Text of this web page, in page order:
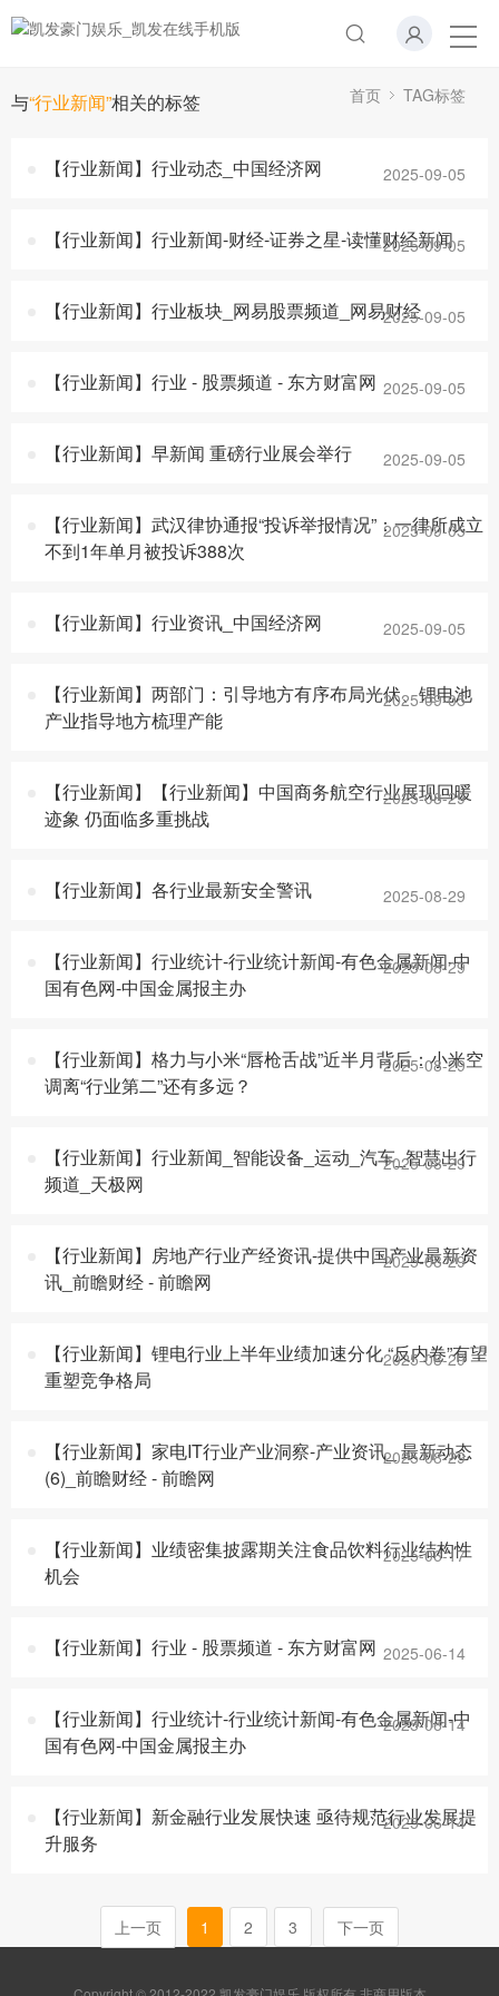
与“行业新闻”相关的标签 首页 TAG标签
【行业新闻】行业动态_中国经济网 2025-09-05
【行业新闻】行业新闻-财经-证券之星-读懂财经新闻
2025-09-05
【行业新闻】行业板块_网易股票频道_网易财经2025-09-05
【行业新闻】行业 - 股票频道 - 东方财富网 2025-09-05
【行业新闻】早新闻 重磅行业展会举行 2025-09-05
【行业新闻】武汉律协通报“投诉举报情况”：一律所成立
不到1年单月被投诉388次
2025-09-05
【行业新闻】行业资讯_中国经济网 2025-09-05
【行业新闻】两部门：引导地方有序布局光伏、锂电池
产业指导地方梳理产能
2025-09-05
【行业新闻】【行业新闻】中国商务航空行业展现回暖
迹象 仍面临多重挑战
2025-08-29
【行业新闻】各行业最新安全警讯 2025-08-29
【行业新闻】行业统计-行业统计新闻-有色金属新闻-中
国有色网-中国金属报主办
2025-08-29
【行业新闻】格力与小米“唇枪舌战”近半月背后：小米空
调离“行业第二”还有多远？
2025-08-29
【行业新闻】行业新闻_智能设备_运动_汽车_智慧出行
频道_天极网
2025-08-29
【行业新闻】房地产行业产经资讯-提供中国产业最新资
讯_前瞻财经 - 前瞻网
2025-08-29
【行业新闻】锂电行业上半年业绩加速分化 “反内卷”有望
重塑竞争格局
2025-08-29
【行业新闻】家电IT行业产业洞察-产业资讯_ 最新动态
(6)_前瞻财经 - 前瞻网
2025-08-29
【行业新闻】业绩密集披露期关注食品饮料行业结构性
机会
2025-06-17
【行业新闻】行业 - 股票频道 - 东方财富网 2025-06-14
【行业新闻】行业统计-行业统计新闻-有色金属新闻-中
国有色网-中国金属报主办
2025-06-14
【行业新闻】新金融行业发展快速 亟待规范行业发展提
升服务
2025-06-14
上一页 1 2 3 下一页